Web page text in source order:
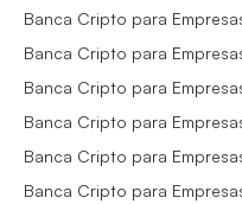
Banca Cripto para
Banca Cripto para
Banca Cripto para
Banca Cripto para
Banca Cripto para
Banca Cripto para